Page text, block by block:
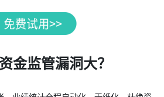
金监管漏洞大？